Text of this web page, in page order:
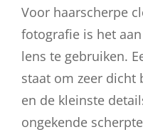
Voor haarscherpe
fotografie is het
lens te gebruiken.
staat om zeer dicht
en de kleinste
ongekende